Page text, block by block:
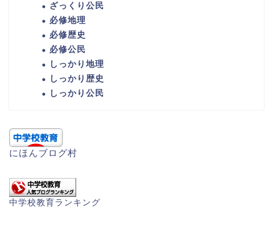
ざっくり公民
必修地理
必修歴史
必修公民
しっかり地理
しっかり歴史
しっかり公民
にほんブログ村
中学校教育ランキング